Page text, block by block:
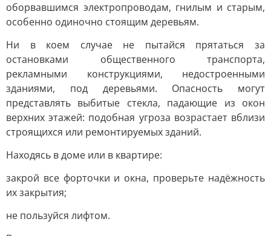
оборвавшимся электропроводам, гнилым и старым,
особенно одиночно стоящим деревьям.
Ни в коем случае не пытайся прятаться за
остановками общественного транспорта,
рекламными конструкциями, недостроенными
зданиями, под деревьями. Опасность могут
представлять выбитые стекла, падающие из окон
верхних этажей: подобная угроза возрастает вблизи
строящихся или ремонтируемых зданий.
Находясь в доме или в квартире:
закрой все форточки и окна, проверьте надёжность
их закрытия;
не пользуйся лифтом.